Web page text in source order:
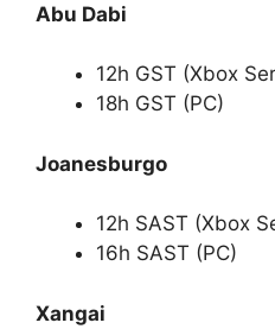
Abu Dabi
12h GST (Xbox
18h GST (PC)
Joanesburgo
12h SAST (Xbox
16h SAST (PC)
Xangai